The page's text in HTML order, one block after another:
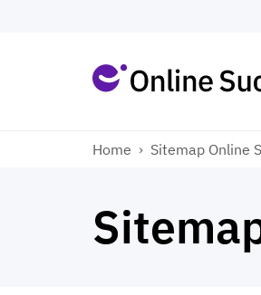
Home › Sitemap Online